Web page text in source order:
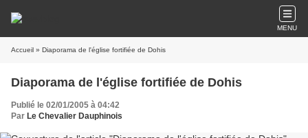
MENU
Accueil » Diaporama de l'église fortifiée de Dohis
Diaporama de l'église fortifiée de Dohis
Publié le 02/01/2005 à 04:42
Par Le Chevalier Dauphinois